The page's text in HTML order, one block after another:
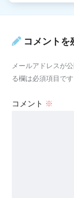
コメントを
メールアドレスが
る欄は必須項目です
コメント ※